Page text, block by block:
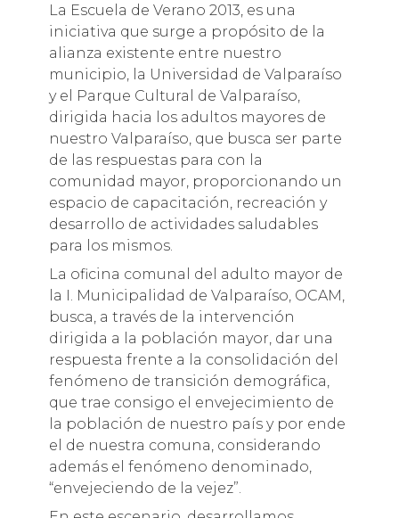
La Escuela de Verano 2013, es una
iniciativa que surge a propósito de la
alianza existente entre nuestro
municipio, la Universidad de Valparaíso
y el Parque Cultural de Valparaíso,
dirigida hacia los adultos mayores de
nuestro Valparaíso, que busca ser parte
de las respuestas para con la
comunidad mayor, proporcionando un
espacio de capacitación, recreación y
desarrollo de actividades saludables
para los mismos.
La oficina comunal del adulto mayor de
la I. Municipalidad de Valparaíso, OCAM,
busca, a través de la intervención
dirigida a la población mayor, dar una
respuesta frente a la consolidación del
fenómeno de transición demográfica,
que trae consigo el envejecimiento de
la población de nuestro país y por ende
el de nuestra comuna, considerando
además el fenómeno denominado,
“envejeciendo de la vejez”.